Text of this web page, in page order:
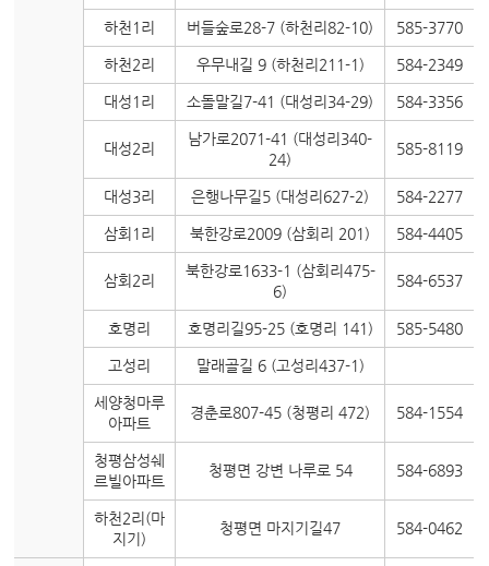
하천1리 버들숲로28-7 (하천리82-10) 585-3770
하천2리 우무내길 9 (하천리211-1) 584-2349
대성1리 소돌말길7-41 (대성리34-29) 584-3356
대성2리
남가로2071-41 (대성리340-
24)
585-8119
대성3리 은행나무길5 (대성리627-2) 584-2277
삼회1리 북한강로2009 (삼회리 201) 584-4405
삼회2리
북한강로1633-1 (삼회리475-
6)
584-6537
호명리 호명리길95-25 (호명리 141) 585-5480
고성리 말래골길 6 (고성리437-1)
세양청마루
아파트
경춘로807-45 (청평리 472) 584-1554
청평삼성쉐
르빌아파트
청평면 강변 나루로 54 584-6893
하천2리(마
지기)
청평면 마지기길47 584-0462